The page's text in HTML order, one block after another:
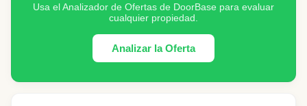
Usa el Analizador de Ofertas de DoorBase para evaluar
cualquier propiedad.
Analizar la Oferta